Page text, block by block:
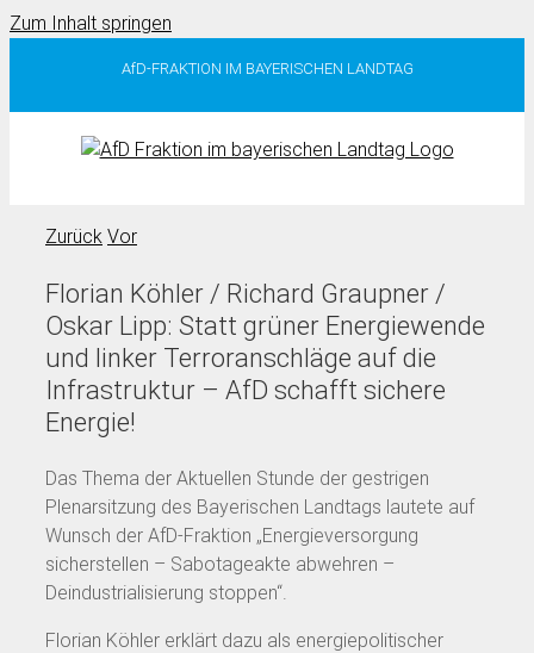
Zum Inhalt springen
AfD-FRAKTION IM BAYERISCHEN LANDTAG
Zurück Vor
Florian Köhler / Richard Graupner /
Oskar Lipp: Statt grüner Energiewende
und linker Terroranschläge auf die
Infrastruktur – AfD schafft sichere
Energie!
Das Thema der Aktuellen Stunde der gestrigen
Plenarsitzung des Bayerischen Landtags lautete auf
Wunsch der AfD-Fraktion „Energieversorgung
sicherstellen – Sabotageakte abwehren –
Deindustrialisierung stoppen“.
Florian Köhler erklärt dazu als energiepolitischer